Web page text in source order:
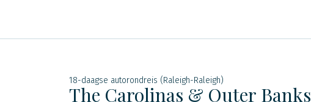
18-daagse autorondreis (Raleigh-Raleigh)
The Carolinas & Outer Banks